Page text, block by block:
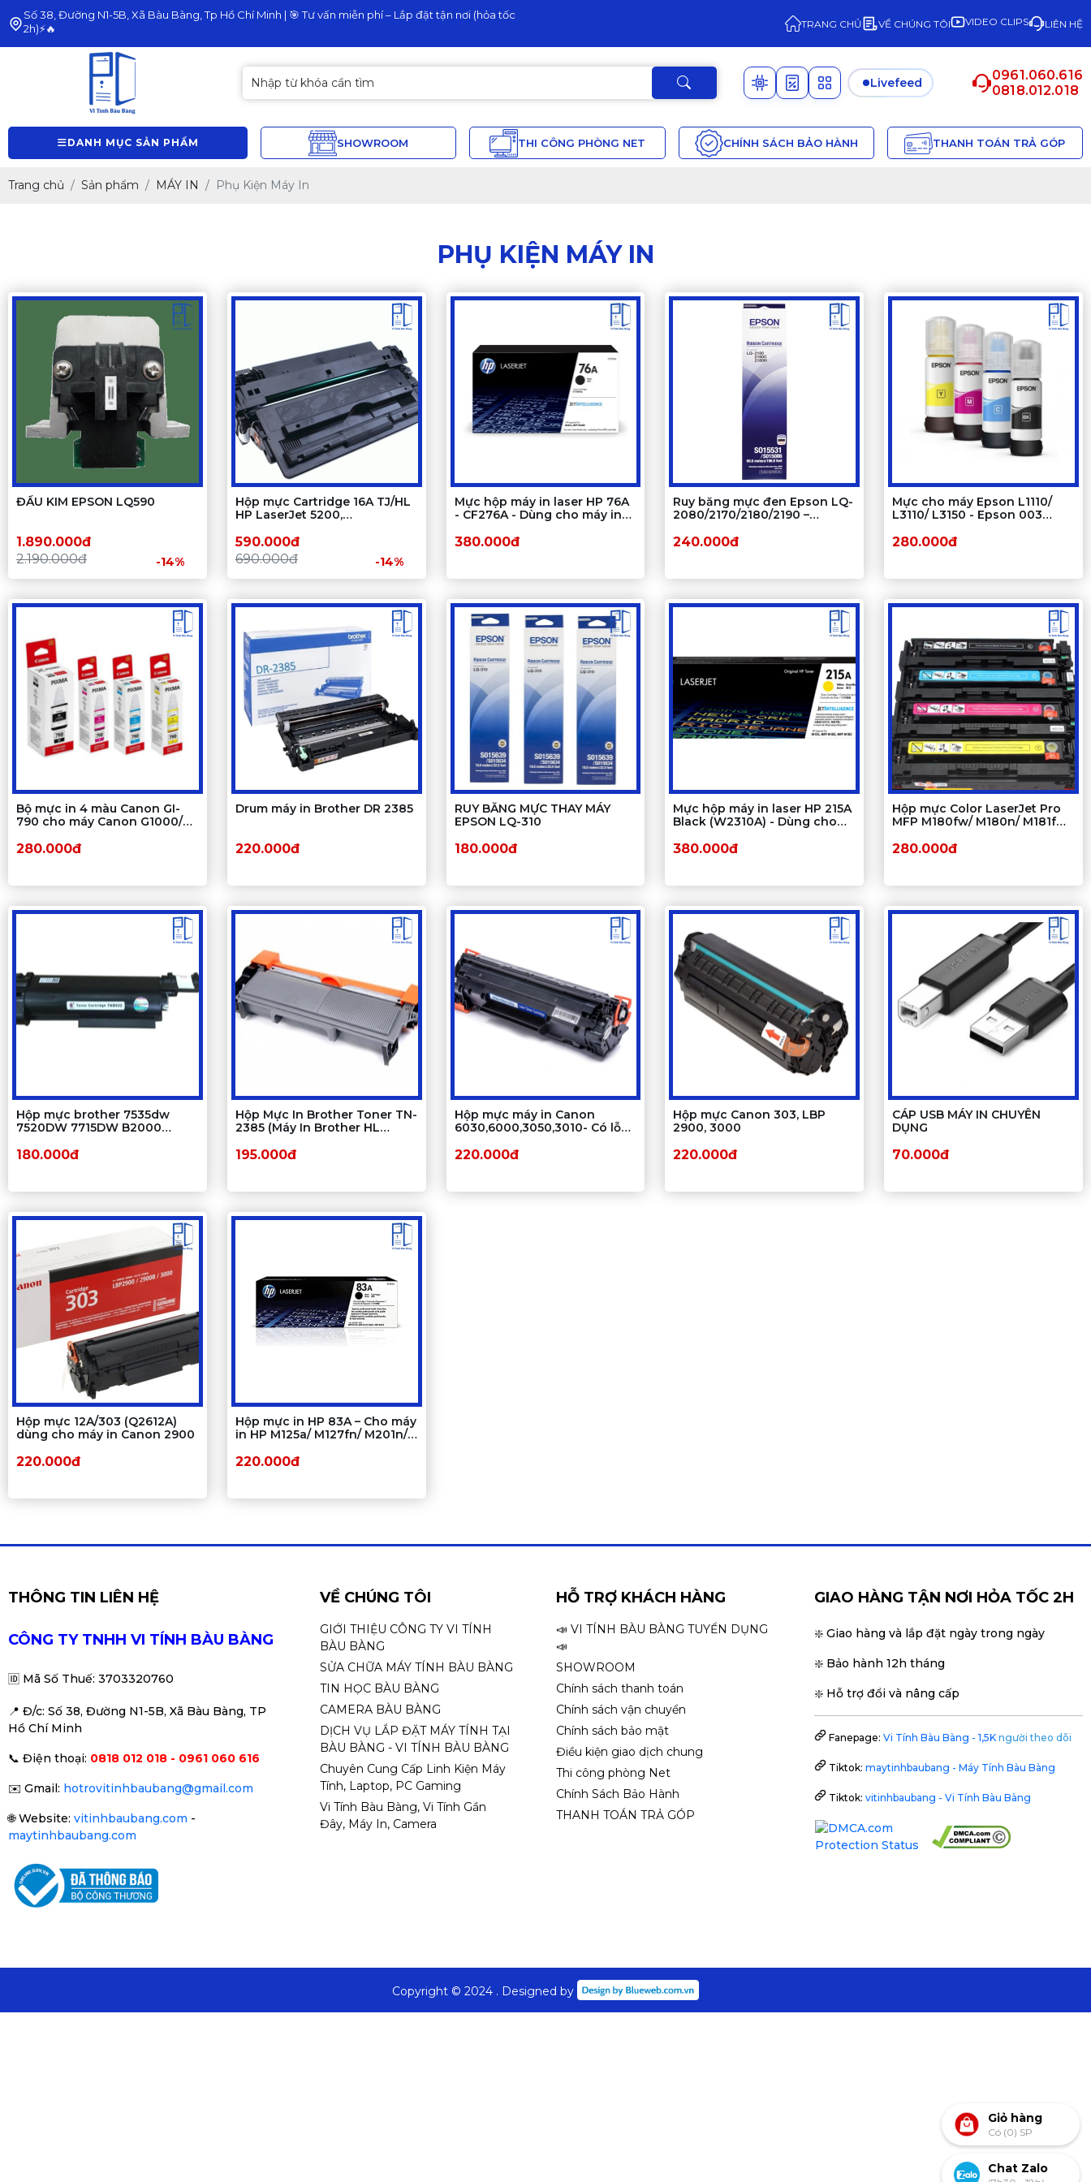
Số 38, Đường N1-5B, Xã Bàu Bàng, Tp Hồ Chí Minh | 🎯 Tư vấn miễn phí – Lắp đặt tận nơi (hỏa tốc
2h)⚡🔥
TRANG CHỦ VỀ CHÚNG TÔI VIDEO CLIPS LIÊN HỆ
Livefeed
0961.060.616
0818.012.018
DANH MỤC SẢN PHẨM SHOWROOM THI CÔNG PHÒNG NET CHÍNH SÁCH BẢO HÀNH THANH TOÁN TRẢ GÓP
Trang chủ Sản phẩm MÁY IN Phụ Kiện Máy In
PHỤ KIỆN MÁY IN
ĐẦU KIM EPSON LQ590
1.890.000đ
2.190.000đ
-14%
Hộp mực Cartridge 16A TJ/HL
HP LaserJet 5200,
590.000đ
690.000đ
-14%
Mực hộp máy in laser HP 76A
- CF276A - Dùng cho máy in
M404dw, MFP M428fdw /
380.000đ
Ruy băng mực đen Epson LQ-
2080/2170/2180/2190 –
in kim Epson LQ Series
240.000đ
Mực cho máy Epson L1110/
L3110/ L3150 - Epson 003
280.000đ
Bộ mực in 4 màu Canon GI-
790 cho máy Canon G1000/
280.000đ
Drum máy in Brother DR 2385
220.000đ
RUY BĂNG MỰC THAY MÁY
EPSON LQ-310
180.000đ
Mực hộp máy in laser HP 215A
Black (W2310A) - Dùng cho
380.000đ
Hộp mực Color LaserJet Pro
MFP M180fw/ M180n/ M181fw/
280.000đ
Hộp mực brother 7535dw
7520DW 7715DW B2000
/ B027
180.000đ
Hộp Mực In Brother Toner TN-
2385 (Máy In Brother HL
2701d, 2701dw)
195.000đ
Hộp mực máy in Canon
6030,6000,3050,3010- Có lỗ
220.000đ
Hộp mực Canon 303, LBP
2900, 3000
220.000đ
CÁP USB MÁY IN CHUYÊN
DỤNG
70.000đ
Hộp mực 12A/303 (Q2612A)
dùng cho máy in Canon 2900
220.000đ
Hộp mực in HP 83A – Cho máy
in HP M125a/ M127fn/ M201n/
220.000đ
THÔNG TIN LIÊN HỆ
CÔNG TY TNHH VI TÍNH BÀU BÀNG
🆔 Mã Số Thuế: 3703320760
📍 Đ/c: Số 38, Đường N1-5B, Xã Bàu Bàng, TP
Hồ Chí Minh
📞 Điện thoại: 0818 012 018 - 0961 060 616
✉️ Gmail: hotrovitinhbaubang@gmail.com
🌐Website: vitinhbaubang.com -
maytinhbaubang.com
VỀ CHÚNG TÔI
GIỚI THIỆU CÔNG TY VI TÍNH
BÀU BÀNG
SỬA CHỮA MÁY TÍNH BÀU BÀNG
TIN HỌC BÀU BÀNG
CAMERA BÀU BÀNG
DỊCH VỤ LẮP ĐẶT MÁY TÍNH TẠI
BÀU BÀNG - VI TÍNH BÀU BÀNG
Chuyên Cung Cấp Linh Kiện Máy
Tính, Laptop, PC Gaming
Vi Tính Bàu Bàng, Vi Tính Gần
Đây, Máy In, Camera
HỖ TRỢ KHÁCH HÀNG
📣 VI TÍNH BÀU BÀNG TUYỂN DỤNG
📣
SHOWROOM
Chính sách thanh toán
Chính sách vận chuyển
Chính sách bảo mật
Điều kiện giao dịch chung
Thi công phòng Net
Chính Sách Bảo Hành
THANH TOÁN TRẢ GÓP
GIAO HÀNG TẬN NƠI HỎA TỐC 2H
❇️ Giao hàng và lắp đặt ngày trong ngày
❇️ Bảo hành 12h tháng
❇️ Hỗ trợ đổi và nâng cấp
Fanepage: Vi Tính Bàu Bàng - 1,5K người theo dõi
Tiktok: maytinhbaubang - Máy Tính Bàu Bàng
Tiktok: vitinhbaubang - Vi Tính Bàu Bàng
Copyright © 2024 . Designed by
Giỏ hàng
Có (0) SP
Chat Zalo